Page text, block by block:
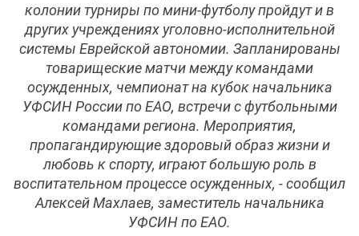
колонии турниры по мини-футболу пройдут и в
других учреждениях уголовно-исполнительной
системы Еврейской автономии. Запланированы
товарищеские матчи между командами
осужденных, чемпионат на кубок начальника
УФСИН России по ЕАО, встречи с футбольными
командами региона. Мероприятия,
пропагандирующие здоровый образ жизни и
любовь к спорту, играют большую роль в
воспитательном процессе осужденных, - сообщил
Алексей Махлаев, заместитель начальника
УФСИН по ЕАО.